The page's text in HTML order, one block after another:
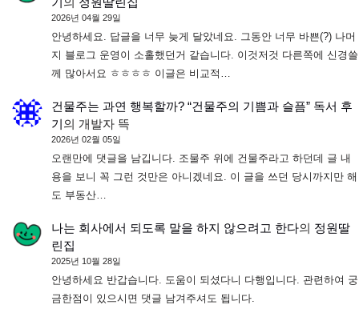
2026년 04월 29일
안녕하세요. 답글을 너무 늦게 달았네요. 그동안 너무 바쁜(?) 나머
지 블로그 운영이 소홀했던거 같습니다. 이것저것 다른쪽에 신경쓸
께 많아서요 ㅎㅎㅎㅎ 이글은 비교적…
건물주는 과연 행복할까? “건물주의 기쁨과 슬픔” 독서 후
기의 개발자 뜩
2026년 02월 05일
오랜만에 댓글을 남깁니다. 조물주 위에 건물주라고 하던데 글 내
용을 보니 꼭 그런 것만은 아니겠네요. 이 글을 쓰던 당시까지만 해
도 부동산…
나는 회사에서 되도록 말을 하지 않으려고 한다의 정원딸
린집
2025년 10월 28일
안녕하세요 반갑습니다. 도움이 되셨다니 다행입니다. 관련하여 궁
금한점이 있으시면 댓글 남겨주셔도 됩니다.